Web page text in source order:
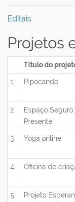
Editais
Projetos
Título do
1 Pipocando
2
Espaço
Presente
3 Yoga online
4 Oficina de
5
Projeto